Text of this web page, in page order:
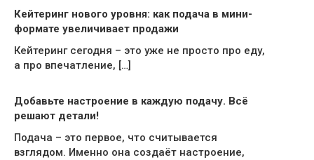
Кейтеринг нового уровня: как подача в мини-
формате увеличивает продажи
Кейтеринг сегодня – это уже не просто про еду,
а про впечатление, […]
Добавьте настроение в каждую подачу. Всё
решают детали!
Подача – это первое, что считывается
взглядом. Именно она создаёт настроение,